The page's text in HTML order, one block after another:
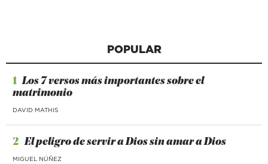
POPULAR
1 Los 7 versos más importantes sobre el
matrimonio
DAVID MATHIS
2 El peligro de servir a Dios sin amar a Dios
MIGUEL NÚÑEZ